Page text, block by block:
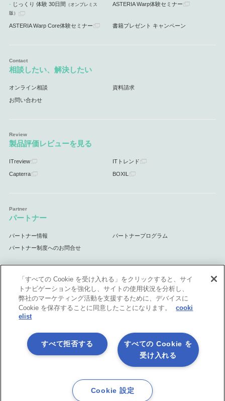
じっくり 体験 30日間 （オンプレミス
版）
ASTERIA Warp体験セミナー
ASTERIA Warp Core体験セミナー 書籍プレゼント キャンペーン
相談したい、解決したい
オンライン相談 資料請求
お問い合わせ
製品評価レビューを見る
ITreview ITトレンド
Capterra BOXIL
パートナー
パートナー情報 パートナープログラム
パートナー制度へのお問合せ
サポート
サポート情報
各社商標について
会社情報
「すべての Cookie を受け入れる」をクリックすると、サイ
トナビゲーションを強化し、サイトの使用状況を分析し、
弊社のマーケティング活動を支援するために、デバイスに
Cookie を保存することに同意したことになります。
cooki
elist
すべての Cookie を
受け入れる
すべて拒否する
Cookie 設定